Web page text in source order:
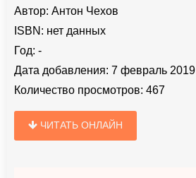
Автор: Антон Чехов
ISBN: нет данных
Год: -
Дата добавления: 7 февраль 2019
Количество просмотров: 467
ЧИТАТЬ ОНЛАЙН